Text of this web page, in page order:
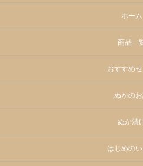
ホーム
商品一
おすすめセ
ぬかの
ぬか漬
はじめの